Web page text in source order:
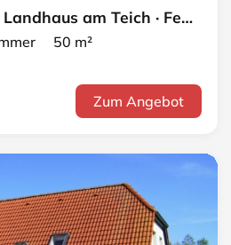
Ferienwohnungen Landhaus am Teich · Ferienhaus türkis
50 m²
Zum Angebot